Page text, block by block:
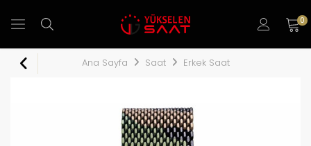
0
Ana Sayfa Saat Erkek Saat